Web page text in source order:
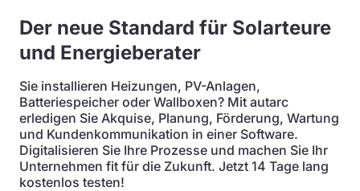
Der neue Standard für Solarteure
und Energieberater
Sie installieren Heizungen, PV-Anlagen,
Batteriespeicher oder Wallboxen? Mit autarc
erledigen Sie Akquise, Planung, Förderung, Wartung
und Kundenkommunikation in einer Software.
Digitalisieren Sie Ihre Prozesse und machen Sie Ihr
Unternehmen fit für die Zukunft. Jetzt 14 Tage lang
kostenlos testen!